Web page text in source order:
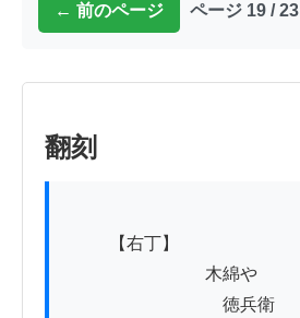
← 前のページ ページ 19 / 23
翻刻
木綿や
徳兵衛